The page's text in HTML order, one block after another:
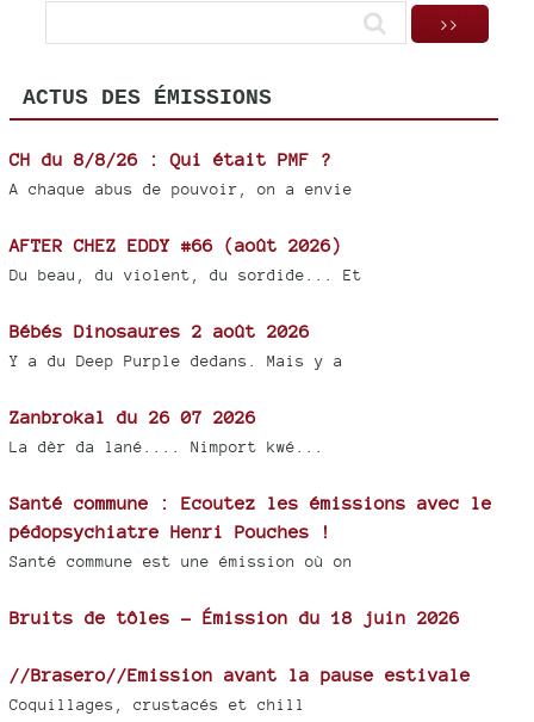
ACTUS DES ÉMISSIONS
CH du 8/8/26 : Qui était PMF ?
A chaque abus de pouvoir, on a envie
AFTER CHEZ EDDY #66 (août 2026)
Du beau, du violent, du sordide... Et
Bébés Dinosaures 2 août 2026
Y a du Deep Purple dedans. Mais y a
Zanbrokal du 26 07 2026
La dèr da lané.... Nimport kwé...
Santé commune : Ecoutez les émissions avec le
pédopsychiatre Henri Pouches !
Santé commune est une émission où on
Bruits de tôles - Émission du 18 juin 2026
//Brasero//Emission avant la pause estivale
Coquillages, crustacés et chill